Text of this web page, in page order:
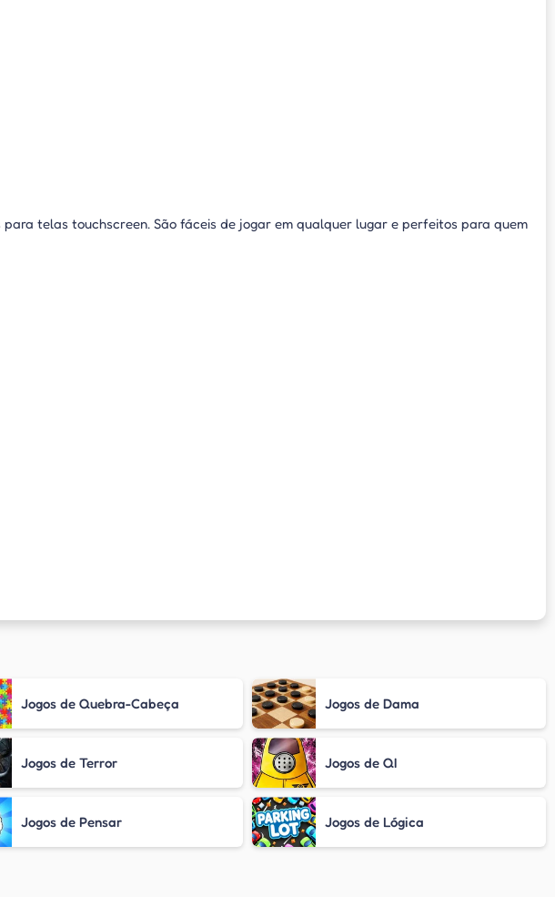
telas touchscreen. São fáceis de jogar em qualquer lugar e perfeitos para quem
Jogos de Quebra-Cabeça Jogos de Dama
Jogos de Terror Jogos de QI
Jogos de Pensar Jogos de Lógica